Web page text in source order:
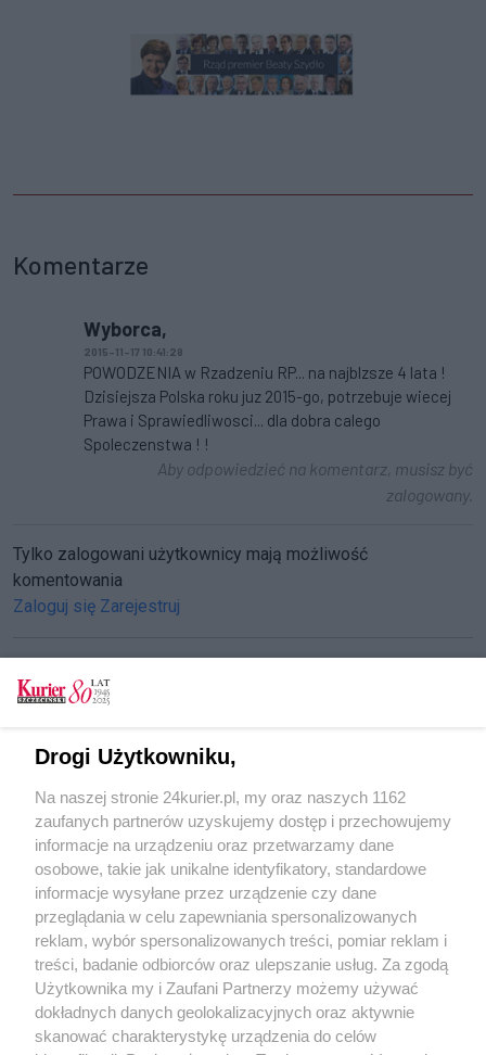
Komentarze
Wyborca,
2015-11-17 10:41:28
POWODZENIA w Rzadzeniu RP... na najblzsze 4 lata !
Dzisiejsza Polska roku juz 2015-go, potrzebuje wiecej
Prawa i Sprawiedliwosci... dla dobra calego
Spoleczenstwa ! !
Aby odpowiedzieć na komentarz, musisz być
zalogowany.
Tylko zalogowani użytkownicy mają możliwość
komentowania
Zaloguj się Zarejestruj
Polska solidarna z Francją
Piłka nożna. Polscy piłkarze wygrali z Islandią
Beata Szydło desygnowana na premiera
POGODA
20℃
Zobacz prognozę na 3 dni
Drogi Użytkowniku,
Na naszej stronie 24kurier.pl, my oraz naszych 1162
zaufanych partnerów uzyskujemy dostęp i przechowujemy
informacje na urządzeniu oraz przetwarzamy dane
osobowe, takie jak unikalne identyfikatory, standardowe
informacje wysyłane przez urządzenie czy dane
przeglądania w celu zapewniania spersonalizowanych
reklam, wybór spersonalizowanych treści, pomiar reklam i
treści, badanie odbiorców oraz ulepszanie usług. Za zgodą
Użytkownika my i Zaufani Partnerzy możemy używać
dokładnych danych geolokalizacyjnych oraz aktywnie
skanować charakterystykę urządzenia do celów